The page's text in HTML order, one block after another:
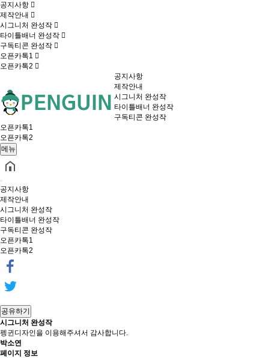
공지사항
제작안내
시그니처 완성작
타이틀배너 완성작
구독티콘 완성작
오픈카톡1
오픈카톡2
공지사항
제작안내
시그니처 완성작
타이틀배너 완성작
구독티콘 완성작
오픈카톡1
오픈카톡2
메뉴
공지사항
제작안내
시그니처 완성작
타이틀배너 완성작
구독티콘 완성작
오픈카톡1
오픈카톡2
공유하기
시그니처 완성작
펭귄디자인을 이용해주셔서 감사합니다.
박소연
페이지 정보